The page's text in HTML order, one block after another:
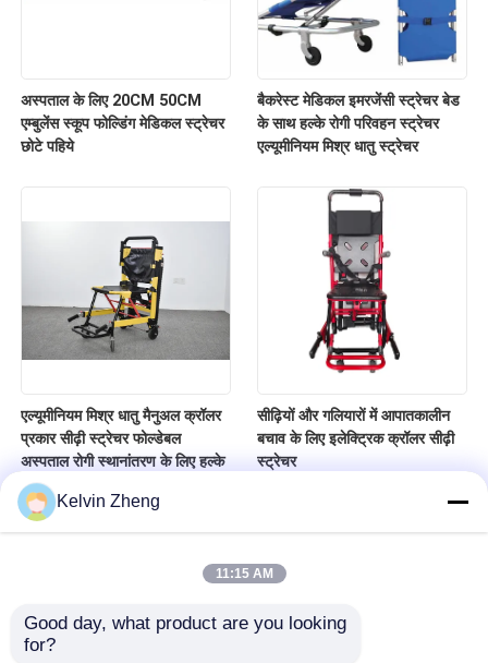
अस्पताल के लिए 20CM 50CM
एम्बुलेंस स्कूप फोल्डिंग मेडिकल स्ट्रेचर
छोटे पहिये
बैकरेस्ट मेडिकल इमरजेंसी स्ट्रेचर बेड
के साथ हल्के रोगी परिवहन स्ट्रेचर
एल्यूमीनियम मिश्र धातु स्ट्रेचर
एल्यूमीनियम मिश्र धातु मैनुअल क्रॉलर
प्रकार सीढ़ी स्ट्रेचर फोल्डेबल
अस्पताल रोगी स्थानांतरण के लिए हल्के
सीढ़ियों और गलियारों में आपातकालीन
बचाव के लिए इलेक्ट्रिक क्रॉलर सीढ़ी
स्ट्रेचर
Kelvin Zheng
11:15 AM
Good day, what product are you looking
for?